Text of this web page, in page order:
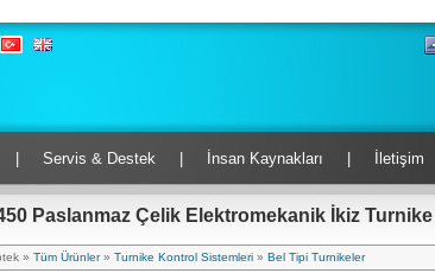
Servis & Destek| İnsan Kaynakları İletişim
Paslanmaz Çelik Elektromekanik İkiz Turnike
» Tüm Ürünler» Turnike Kontrol Sistemleri» Bel Tipi Turnikeler